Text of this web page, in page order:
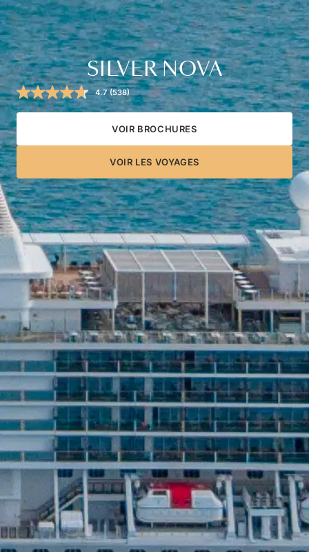
SILVER NOVA
4.7 Read
538
Same
page
(538)
VOIR BROCHURES
VOIR LES VOYAGES